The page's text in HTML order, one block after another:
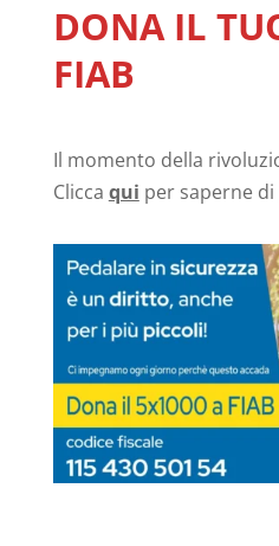
DONA IL
FIAB
Il momento della
Clicca qui per saperne di